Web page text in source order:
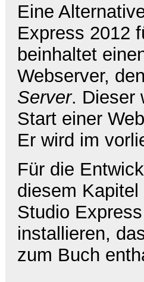
Eine
Express 2012
beinhaltet
Webserver,
Server. Dieser
Start einer
Er wird im
Für die
diesem
Studio
installieren,
zum Buch